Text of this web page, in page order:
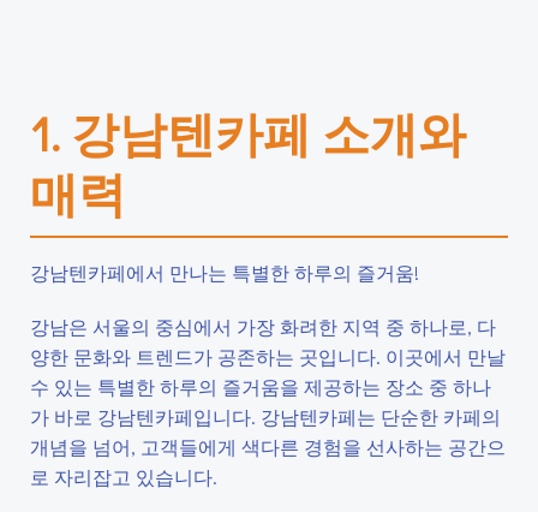
1. 강남텐카페 소개와
매력
강남텐카페에서 만나는 특별한 하루의 즐거움!
강남은 서울의 중심에서 가장 화려한 지역 중 하나로, 다
양한 문화와 트렌드가 공존하는 곳입니다. 이곳에서 만날
수 있는 특별한 하루의 즐거움을 제공하는 장소 중 하나
가 바로 강남텐카페입니다. 강남텐카페는 단순한 카페의
개념을 넘어, 고객들에게 색다른 경험을 선사하는 공간으
로 자리잡고 있습니다.